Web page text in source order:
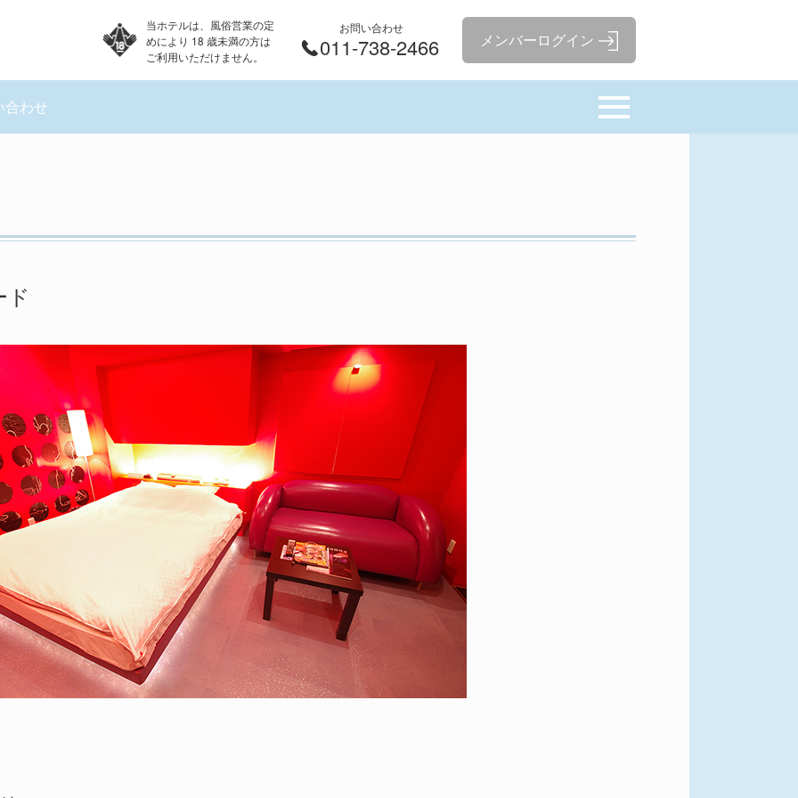
当ホテルは、風俗営業の定
めにより 18 歳未満の方は
ご利用いただけません。
お問い合わせ
011-738-2466
合わせ